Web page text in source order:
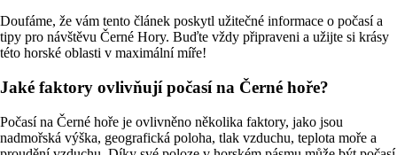
Doufáme, že vám tento článek poskytl užitečné informace o počasí a
tipy pro návštěvu Černé Hory. Buďte vždy připraveni a užijte si krásy
této horské oblasti v maximální míře!
Jaké faktory ovlivňují počasí na Černé hoře?
Počasí na Černé hoře je ovlivněno několika faktory, jako jsou
nadmořská výška, geografická poloha, tlak vzduchu, teplota moře a